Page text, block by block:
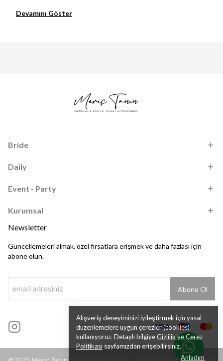
Alışveriş deneyiminizi iyileştirmek için yasal
düzenlemelere uygun çerezler (cookies)
kullanıyoruz. Detaylı bilgiyeGizlilik ve Çerez
Politikası sayfamızdan erişebilirsiniz.
Anladım
Devamını Göster
Bride
Daily
Event - Party
Kurumsal
Newsletter
Güncellemeleri almak, özel fırsatlara erişmek ve daha fazlası için
abone olun.
Abone Ol